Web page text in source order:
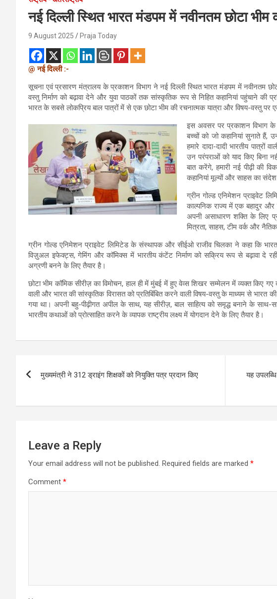
नई दिल्ली स्थित भारत मंडपम में नवीनतम छोटा
9 August 2025 Praja Today
@ नई दिल्ली :-
सूचना एवं प्रसारण मंत्रालय के प्रकाशन विभाग ने नई दिल्ली स्थित भारत मंडपम में नवीनतम
वस्तु निर्माण को बढ़ावा देने और युवा पाठकों तक सांस्कृतिक रूप से निहित कहानियां पहुंचाने की
भारत के सबसे लोकप्रिय बाल पात्रों में से एक छोटा भीम की रचनात्मक यात्रा और विषय-वस्तु पर
इस अवसर पर प्रकाशन विभाग
बच्चों को जो कहानियां सुनाते हैं,
हमारे दादा-दादी भारतीय पात्रों
उन परंपराओं को याद किए बिना
बात करेंगे, हमारी नई पीढ़ी की
कहानियां मूल्यों और साहस का
ग्रीन गोल्ड एनिमेशन प्राइवेट
काल्पनिक राज्य में एक बहादुर
अपनी असाधारण शक्ति के लिए
मित्रता, साहस, टीम वर्क और
ग्रीन गोल्ड एनिमेशन प्राइवेट लिमिटेड के संस्थापक और सीईओ राजीव चिलका ने कहा कि
विज़ुअल इफेक्ट्स, गेमिंग और कॉमिक्स में भारतीय कंटेंट निर्माण को सक्रिय रूप से बढ़ावा दे
अग्रणी बनने के लिए तैयार है।
छोटा भीम कॉमिक सीरीज़ का विमोचन, हाल ही में मुंबई में हुए वेव्स शिखर सम्मेलन में व्यक्त
वाली और भारत की सांस्कृतिक विरासत को प्रतिबिंबित करने वाली विषय-वस्तु के माध्यम से भारत
गया था। अपनी बहु-पीढ़ीगत अपील के साथ, यह सीरीज़, बाल साहित्य को समृद्ध बनाने के साथ-
भारतीय कथाओं को प्रोत्साहित करने के व्यापक राष्ट्रीय लक्ष्य में योगदान देने के लिए तैयार है।
navigation
मुख्यमंत्री ने 312 ड्राइंग शिक्षकों को नियुक्ति पत्र प्रदान किए
यह
Leave a Reply
Your email address will not be published. Required fields are marked *
Comment *